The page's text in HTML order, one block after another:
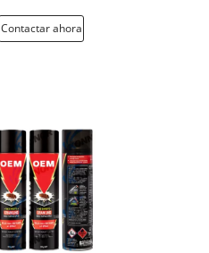
Contactar ahora